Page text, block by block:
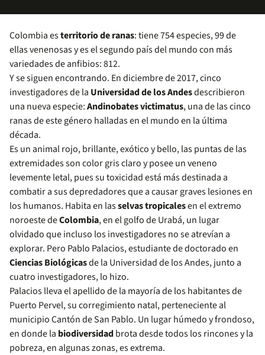
Colombia esterritorio de ranas: tiene 754 especies, 99 de
ellas venenosas y es el segundo país del mundo con más
variedades de anfibios: 812.
Y se siguen encontrando. En diciembre de 2017, cinco
investigadores de la Universidad de los Andesdescribieron
una nueva especie:Andinobates victimatus, una de las cinco
ranas de este género halladas en el mundo en la última
década.
Es un animal rojo, brillante, exótico y bello, las puntas de las
extremidades son color gris claro y posee un veneno
levemente letal, pues su toxicidad está más destinada a
combatir a sus depredadores que a causar graves lesiones en
los humanos. Habita en lasselvas tropicalesen el extremo
noroeste deColombia, en el golfo de Urabá, un lugar
olvidado que incluso los investigadores no se atrevían a
explorar. Pero Pablo Palacios, estudiante de doctorado en
Ciencias Biológicasde la Universidad de los Andes, junto a
cuatro investigadores, lo hizo.
Palacios lleva el apellido de la mayoría de los habitantes de
Puerto Pervel, su corregimiento natal, perteneciente al
municipio Cantón de San Pablo. Un lugar húmedo y frondoso,
en donde la biodiversidadbrota desde todos los rincones y la
pobreza, en algunas zonas, es extrema.